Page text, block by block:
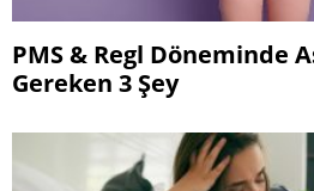
PMS & Regl Döneminde
Gereken 3 Şey